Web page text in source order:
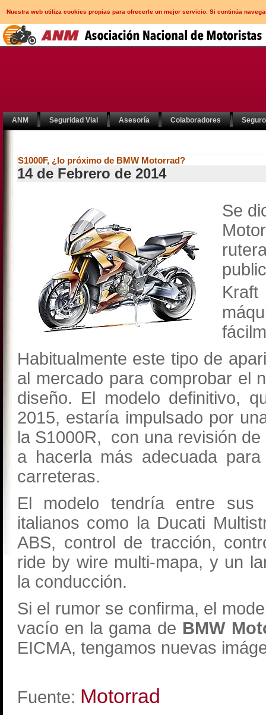
Nuestra web utiliza cookies propias para ofrecerle un mejor servicio. Si continúa
ANM Seguridad Vial Asesoría Colaboradores
S1000F, ¿lo próximo de BMW Motorrad?
14 de Febrero de 2014
Se
Habitualmente este tipo de
al mercado para comprobar el
diseño. El modelo definitivo,
2015, estaría impulsado por
la S1000R, con una revisión
a hacerla más adecuada
carreteras.
El modelo tendría entre sus
italianos como la Ducati
ABS, control de tracción,
ride by wire multi-mapa, y un
la conducción.
Si el rumor se confirma, el
vacío en la gama de BMW
EICMA, tengamos nuevas
Fuente: Motorrad